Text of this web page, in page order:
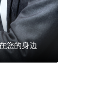
您的身边